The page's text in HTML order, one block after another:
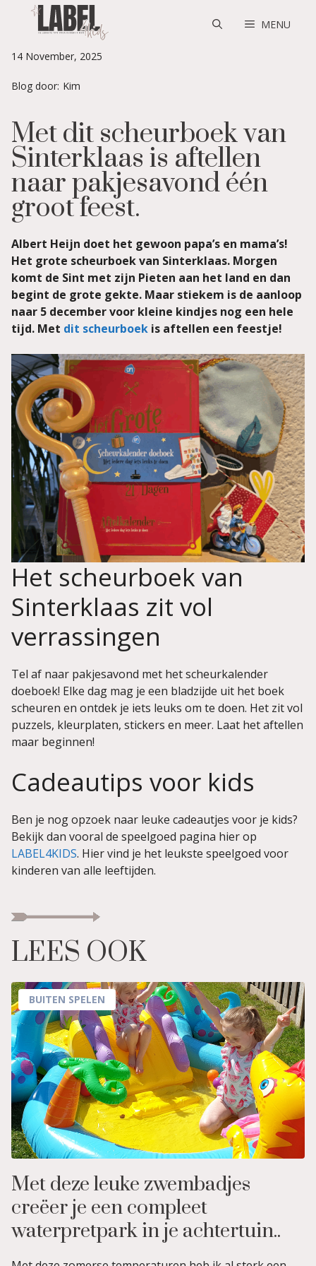
MENU
14 November, 2025
Blog door: Kim
Met dit scheurboek van
Sinterklaas is aftellen
naar pakjesavond één
groot feest.
Albert Heijn doet het gewoon papa’s en mama’s!
Het grote scheurboek van Sinterklaas. Morgen
komt de Sint met zijn Pieten aan het land en dan
begint de grote gekte. Maar stiekem is de aanloop
naar 5 december voor kleine kindjes nog een hele
tijd. Met dit scheurboek is aftellen een feestje!
Het scheurboek van
Sinterklaas zit vol
verrassingen
Tel af naar pakjesavond met het scheurkalender
doeboek! Elke dag mag je een bladzijde uit het boek
scheuren en ontdek je iets leuks om te doen. Het zit vol
puzzels, kleurplaten, stickers en meer. Laat het aftellen
maar beginnen!
Cadeautips voor kids
Ben je nog opzoek naar leuke cadeautjes voor je kids?
Bekijk dan vooral de speelgoed pagina hier op
LABEL4KIDS. Hier vind je het leukste speelgoed voor
kinderen van alle leeftijden.
LEES OOK
BUITEN SPELEN
Met deze leuke zwembadjes
creëer je een compleet
waterpretpark in je achtertuin..